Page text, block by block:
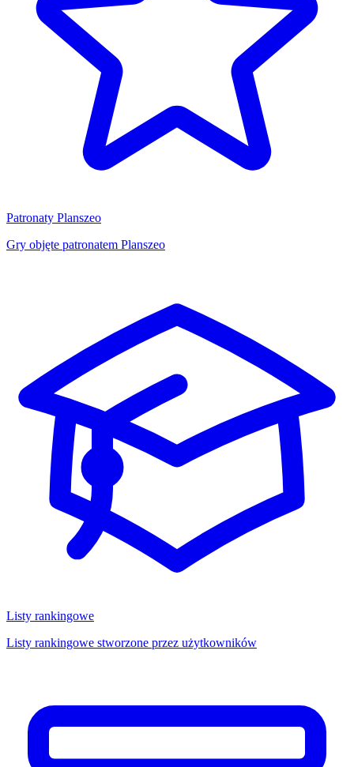
Patronaty Planszeo
Gry objęte patronatem Planszeo
Listy rankingowe
Listy rankingowe stworzone przez użytkowników